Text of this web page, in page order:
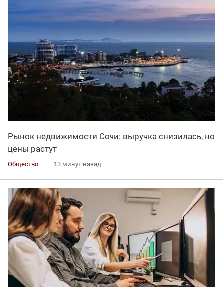
Рынок недвижимости Сочи: выручка снизилась, но
цены растут
Общество 13 минут назад